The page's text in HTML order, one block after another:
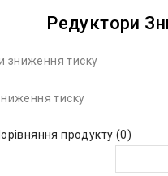
Редуктори
тиску
продукту (0)